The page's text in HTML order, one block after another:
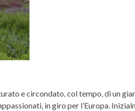
e circondato, col tempo, di un
in giro per l’Europa.